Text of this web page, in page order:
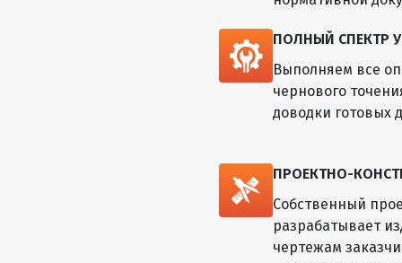
ПОЛНЫЙ СПЕКТР
Выполняем все
чернового
доводки готовых
ПРОЕКТНО-
Собственный
разрабатывает
чертежам